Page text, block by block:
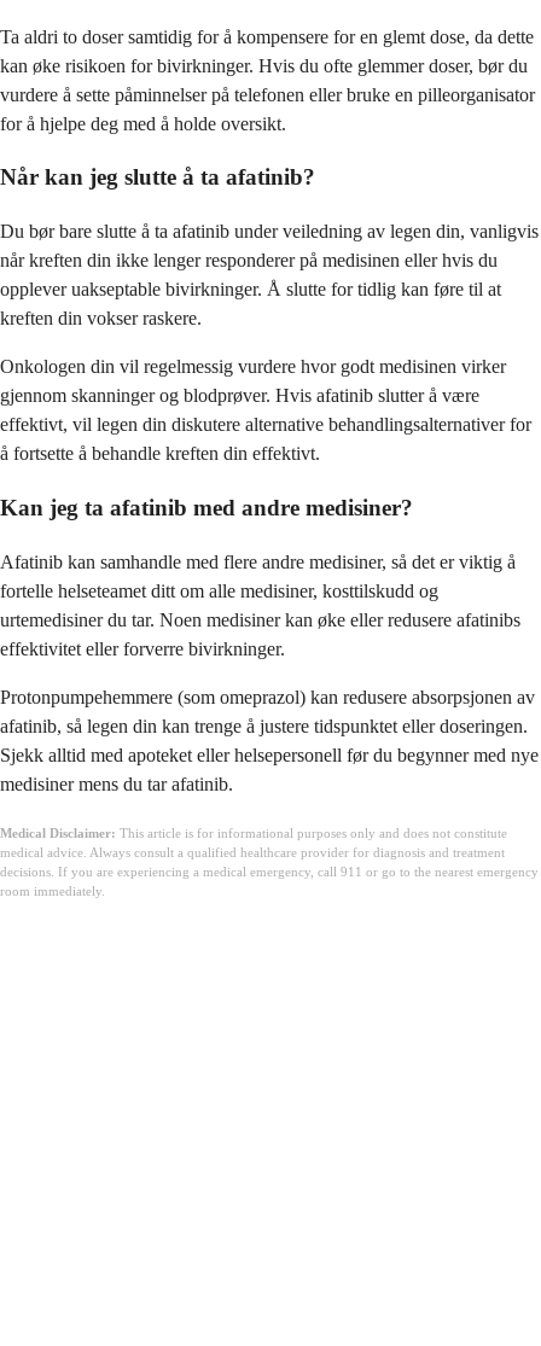
Ta aldri to doser samtidig for å kompensere for en glemt dose, da dette
kan øke risikoen for bivirkninger. Hvis du ofte glemmer doser, bør du
vurdere å sette påminnelser på telefonen eller bruke en pilleorganisator
for å hjelpe deg med å holde oversikt.
Når kan jeg slutte å ta afatinib?
Du bør bare slutte å ta afatinib under veiledning av legen din, vanligvis
når kreften din ikke lenger responderer på medisinen eller hvis du
opplever uakseptable bivirkninger. Å slutte for tidlig kan føre til at
kreften din vokser raskere.
Onkologen din vil regelmessig vurdere hvor godt medisinen virker
gjennom skanninger og blodprøver. Hvis afatinib slutter å være
effektivt, vil legen din diskutere alternative behandlingsalternativer for
å fortsette å behandle kreften din effektivt.
Kan jeg ta afatinib med andre medisiner?
Afatinib kan samhandle med flere andre medisiner, så det er viktig å
fortelle helseteamet ditt om alle medisiner, kosttilskudd og
urtemedisiner du tar. Noen medisiner kan øke eller redusere afatinibs
effektivitet eller forverre bivirkninger.
Protonpumpehemmere (som omeprazol) kan redusere absorpsjonen av
afatinib, så legen din kan trenge å justere tidspunktet eller doseringen.
Sjekk alltid med apoteket eller helsepersonell før du begynner med nye
medisiner mens du tar afatinib.
Medical Disclaimer: This article is for informational purposes only and does not constitute
medical advice. Always consult a qualified healthcare provider for diagnosis and treatment
decisions. If you are experiencing a medical emergency, call 911 or go to the nearest emergency
room immediately.